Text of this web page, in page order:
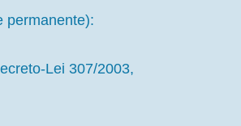
permanente):
Lei 307/2003,